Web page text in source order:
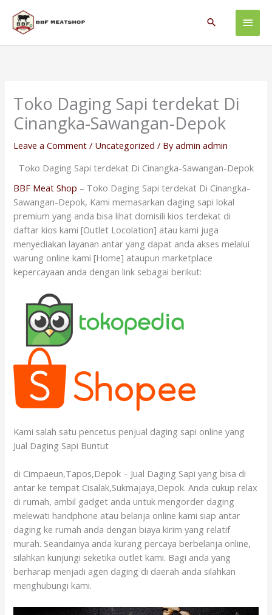
content
Main
Search
Toko Daging Sapi terdekat Di
Cinangka-Sawangan-Depok
Leave a Comment / Uncategorized / Byadmin admin
Toko Daging Sapi terdekat Di Cinangka-Sawangan-Depok
BBF Meat Shop – Toko Daging Sapi terdekat Di Cinangka-
Sawangan-Depok, Kami memasarkan daging sapi lokal
premium yang anda bisa lihat domisili kios terdekat di
daftar kios kami [Outlet Locolation] atau kami juga
menyediakan layanan antar yang dapat anda akses melalui
warung online kami [Home] ataupun marketplace
kepercayaan anda dengan link sebagai berikut:
Kami salah satu pencetus penjual daging sapi online yang
Jual Daging Sapi Buntut
di Cimpaeun,Tapos,Depok – Jual Daging Sapi yang bisa di
antar ke tempat Cisalak,Sukmajaya,Depok. Anda cukup relax
di rumah, ambil gadget anda untuk mengorder daging
melewati handphone atau belanja online kami siap antar
daging ke rumah anda dengan biaya kirim yang relatif
murah. Seandainya anda kurang percaya berbelanja online,
silahkan kunjungi seketika outlet kami. Bagi anda yang
berharap menjadi agen daging di daerah anda silahkan
menghubungi kami.